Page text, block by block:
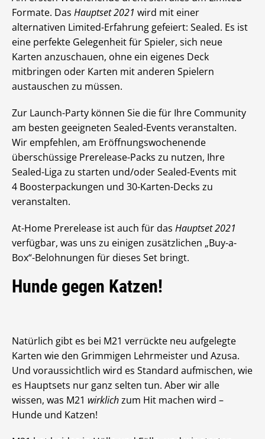
Formate. Das Hauptset 2021 wird mit einer
alternativen Limited-Erfahrung gefeiert: Sealed. Es ist
eine perfekte Gelegenheit für Spieler, sich neue
Karten anzuschauen, ohne ein eigenes Deck
mitbringen oder Karten mit anderen Spielern
austauschen zu müssen.
Zur Launch-Party können Sie die für Ihre Community
am besten geeigneten Sealed-Events veranstalten.
Wir empfehlen, am Eröffnungswochenende
überschüssige Prerelease-Packs zu nutzen, Ihre
Sealed-Liga zu starten und/oder Sealed-Events mit
4 Boosterpackungen und 30-Karten-Decks zu
veranstalten.
At-Home Prerelease ist auch für das Hauptset 2021
verfügbar, was uns zu einigen zusätzlichen „Buy-a-
Box“-Belohnungen für dieses Set bringt.
Hunde gegen Katzen!
Natürlich gibt es bei M21 verrückte neu aufgelegte
Karten wie den Grimmigen Lehrmeister und Azusa.
Und voraussichtlich wird es Standard aufmischen, wie
es Hauptsets nur ganz selten tun. Aber wir alle
wissen, was M21 wirklichzum Hit machen wird –
Hunde und Katzen!